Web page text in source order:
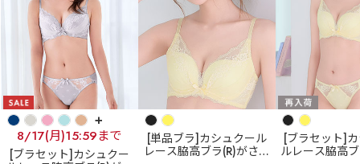
+
8/17(月)15:59まで
[ブラセット]カシュクー
[単品ブラ]カシュクール
レース脇高ブラ(R)がさら
[ブラセット]
ルレース脇高